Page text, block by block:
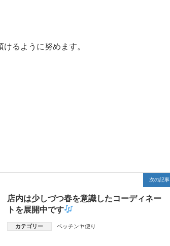
るように努めます。
次の記事
店内は少しづつ春を意識したコーディネー
トを展開中です
カテゴリー ベッチンヤ便り